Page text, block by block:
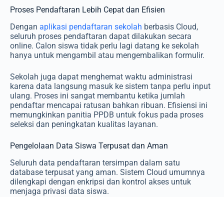
Proses Pendaftaran Lebih Cepat dan Efisien
Dengan aplikasi pendaftaran sekolah berbasis Cloud,
seluruh proses pendaftaran dapat dilakukan secara
online. Calon siswa tidak perlu lagi datang ke sekolah
hanya untuk mengambil atau mengembalikan formulir.
Sekolah juga dapat menghemat waktu administrasi
karena data langsung masuk ke sistem tanpa perlu input
ulang. Proses ini sangat membantu ketika jumlah
pendaftar mencapai ratusan bahkan ribuan. Efisiensi ini
memungkinkan panitia PPDB untuk fokus pada proses
seleksi dan peningkatan kualitas layanan.
Pengelolaan Data Siswa Terpusat dan Aman
Seluruh data pendaftaran tersimpan dalam satu
database terpusat yang aman. Sistem Cloud umumnya
dilengkapi dengan enkripsi dan kontrol akses untuk
menjaga privasi data siswa.